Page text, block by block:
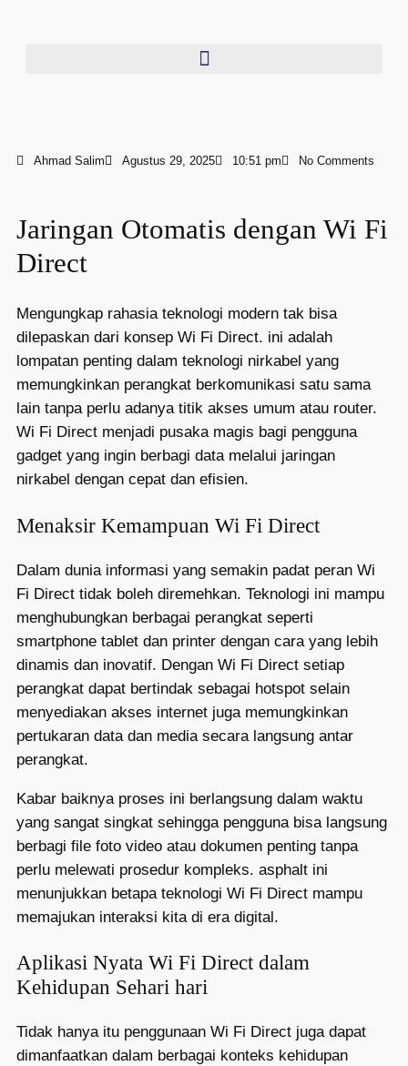
Ahmad Salim Agustus 29, 2025 10:51 pm No Comments
Jaringan Otomatis dengan Wi Fi
Direct
Mengungkap rahasia teknologi modern tak bisa
dilepaskan dari konsep Wi Fi Direct. ini adalah
lompatan penting dalam teknologi nirkabel yang
memungkinkan perangkat berkomunikasi satu sama
lain tanpa perlu adanya titik akses umum atau router.
Wi Fi Direct menjadi pusaka magis bagi pengguna
gadget yang ingin berbagi data melalui jaringan
nirkabel dengan cepat dan efisien.
Menaksir Kemampuan Wi Fi Direct
Dalam dunia informasi yang semakin padat peran Wi
Fi Direct tidak boleh diremehkan. Teknologi ini mampu
menghubungkan berbagai perangkat seperti
smartphone tablet dan printer dengan cara yang lebih
dinamis dan inovatif. Dengan Wi Fi Direct setiap
perangkat dapat bertindak sebagai hotspot selain
menyediakan akses internet juga memungkinkan
pertukaran data dan media secara langsung antar
perangkat.
Kabar baiknya proses ini berlangsung dalam waktu
yang sangat singkat sehingga pengguna bisa langsung
berbagi file foto video atau dokumen penting tanpa
perlu melewati prosedur kompleks. asphalt ini
menunjukkan betapa teknologi Wi Fi Direct mampu
memajukan interaksi kita di era digital.
Aplikasi Nyata Wi Fi Direct dalam
Kehidupan Sehari hari
Tidak hanya itu penggunaan Wi Fi Direct juga dapat
dimanfaatkan dalam berbagai konteks kehidupan